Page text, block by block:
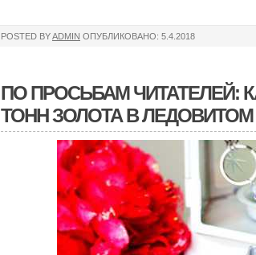
POSTED BYADMIN ОПУБЛИКОВАНО: 5.4.2018
ПО ПРОСЬБАМ ЧИТАТЕЛЕЙ:
ТОНН ЗОЛОТА В